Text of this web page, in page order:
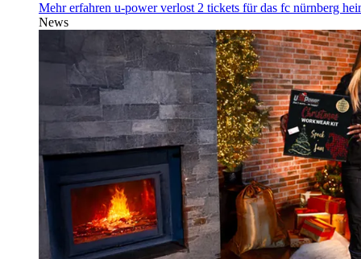
Mehr erfahren u‑power verlost 2 tickets für das fc nürnberg
News